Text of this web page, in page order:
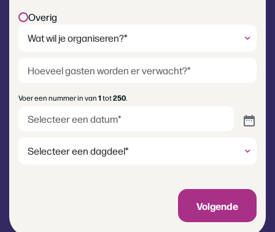
Overig
organiseren?
gasten
er
verwacht?
Voer een nummer in van1tot250.
Volgende